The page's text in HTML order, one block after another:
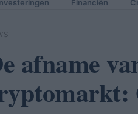
Financiën
afname